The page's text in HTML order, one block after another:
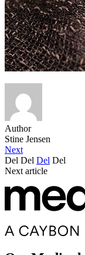
Author
Stine Jensen
Next
Del Del Del Del
Next article